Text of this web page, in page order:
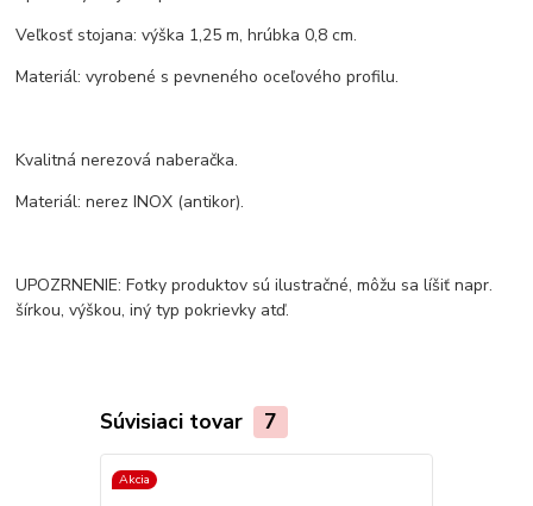
Veľkosť stojana: výška 1,25 m, hrúbka 0,8 cm.
Materiál: vyrobené s pevneného oceľového profilu.
Kvalitná nerezová naberačka.
Materiál: nerez INOX (antikor).
UPOZRNENIE: Fotky produktov sú ilustračné, môžu sa líšiť napr.
šírkou, výškou, iný typ pokrievky atď.
Súvisiaci tovar 7
Akcia